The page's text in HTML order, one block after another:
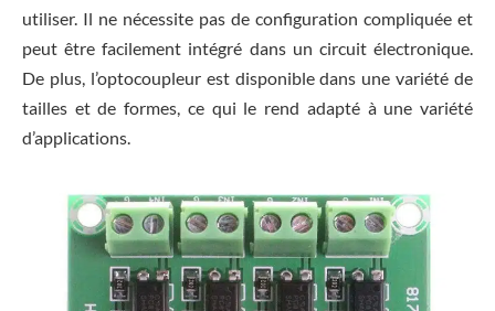
utiliser. Il ne nécessite pas de configuration compliquée et
peut être facilement intégré dans un circuit électronique.
De plus, l’optocoupleur est disponible dans une variété de
tailles et de formes, ce qui le rend adapté à une variété
d’applications.